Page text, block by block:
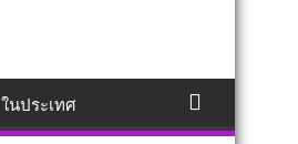
ในประเทศ